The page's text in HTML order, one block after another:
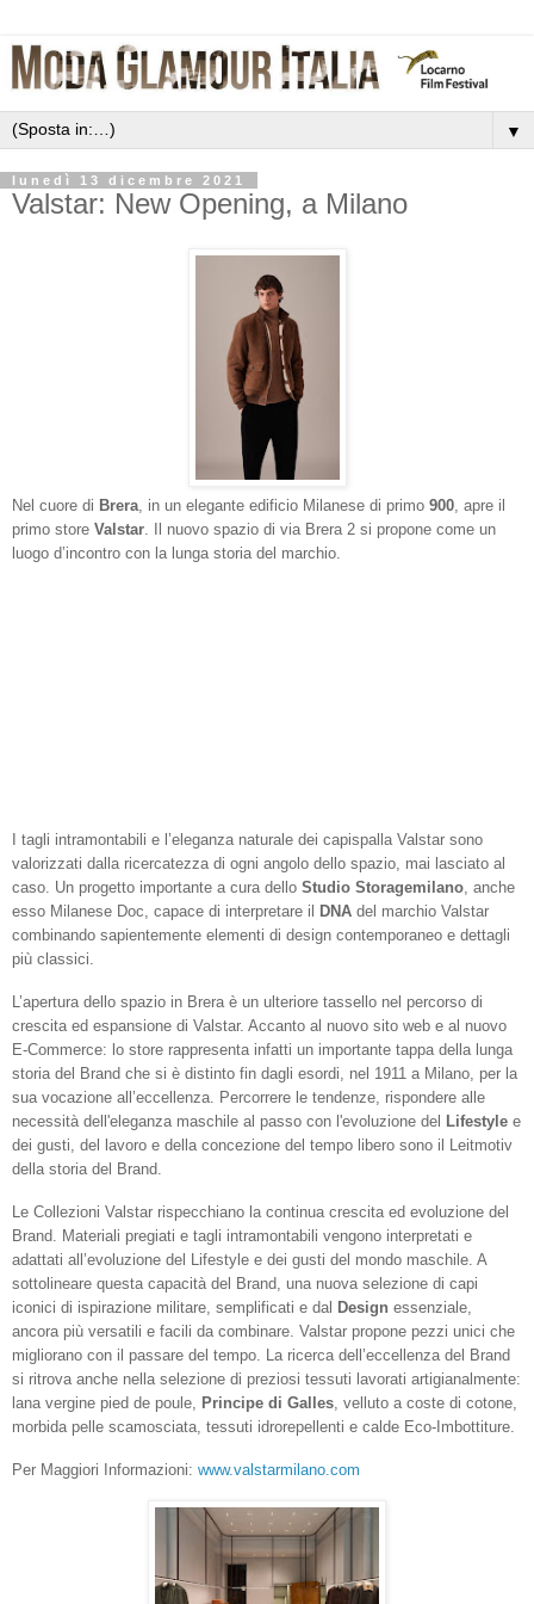
▼
lunedì 13 dicembre 2021
Valstar: New Opening, a Milano
Nel cuore di Brera, in un elegante edificio Milanese di primo 900, apre il
primo store Valstar. Il nuovo spazio di via Brera 2 si propone come un
luogo d’incontro con la lunga storia del marchio.
I tagli intramontabili e l’eleganza naturale dei capispalla Valstar sono
valorizzati dalla ricercatezza di ogni angolo dello spazio, mai lasciato al
caso. Un progetto importante a cura dello Studio Storagemilano, anche
esso Milanese Doc, capace di interpretare il
DNA del marchio Valstar
combinando sapientemente elementi di design contemporaneo e dettagli
più classici.
L’apertura dello spazio in Brera è un ulteriore tassello nel percorso di
crescita ed espansione di Valstar. Accanto al nuovo sito web e al nuovo
E-Commerce: lo store rappresenta infatti un importante tappa della lunga
storia del Brand che si è distinto fin dagli esordi, nel 1911 a Milano, per la
sua vocazione all’eccellenza. Percorrere le tendenze, rispondere alle
necessità dell'eleganza maschile al passo con l'evoluzione del Lifestyle e
dei gusti, del lavoro e della concezione del tempo libero sono il
Leitmotiv
della storia del Brand.
Le Collezioni Valstar rispecchiano la continua crescita ed evoluzione del
Brand. Materiali pregiati e tagli intramontabili vengono interpretati e
adattati all’evoluzione del Lifestyle e dei gusti del mondo maschile. A
sottolineare questa capacità del Brand, una nuova selezione di capi
iconici di ispirazione militare, semplificati e dal Design essenziale,
ancora più versatili e facili da combinare. Valstar propone pezzi unici che
migliorano con il passare del tempo. La ricerca dell’eccellenza del Brand
si ritrova anche nella selezione di preziosi tessuti lavorati artigianalmente:
lana vergine pied de poule, Principe di Galles, velluto a coste di cotone,
morbida pelle scamosciata, tessuti idrorepellenti e calde Eco-Imbottiture.
Per Maggiori Informazioni: www.valstarmilano.com